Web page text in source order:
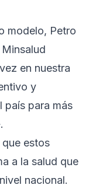
modelo, Petro
en nuestra
y
país para más
estos
a la salud que
nacional.